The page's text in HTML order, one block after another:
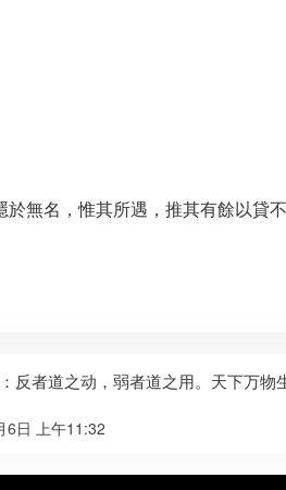
無名，惟其所遇，推其有餘以貸
反者道之动，弱者道之用。天下万物
6日 上午11:32